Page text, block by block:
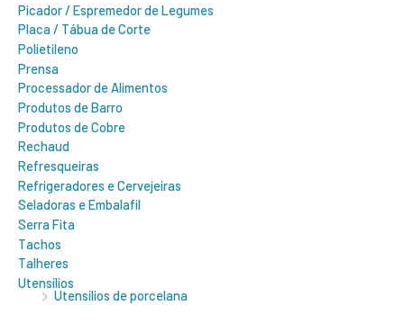
Picador / Espremedor de Legumes
Placa / Tábua de Corte
Polietileno
Prensa
Processador de Alimentos
Produtos de Barro
Produtos de Cobre
Rechaud
Refresqueiras
Refrigeradores e Cervejeiras
Seladoras e Embalafil
Serra Fita
Tachos
Talheres
Utensílios
Utensílios de porcelana